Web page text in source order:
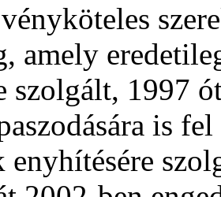
amely
szolgált, 1997
is
enyhítésére